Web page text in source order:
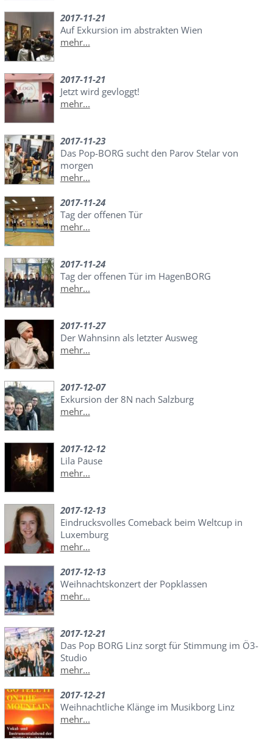
2017-11-21
Auf Exkursion im abstrakten Wien
mehr...
2017-11-21
Jetzt wird gevloggt!
mehr...
2017-11-23
Das Pop-BORG sucht den Parov Stelar von
morgen
mehr...
2017-11-24
Tag der offenen Tür
mehr...
2017-11-24
Tag der offenen Tür im HagenBORG
mehr...
2017-11-27
Der Wahnsinn als letzter Ausweg
mehr...
2017-12-07
Exkursion der 8N nach Salzburg
mehr...
2017-12-12
Lila Pause
mehr...
2017-12-13
Eindrucksvolles Comeback beim Weltcup in
Luxemburg
mehr...
2017-12-13
Weihnachtskonzert der Popklassen
mehr...
2017-12-21
Das Pop BORG Linz sorgt für Stimmung im Ö3-
Studio
mehr...
2017-12-21
Weihnachtliche Klänge im Musikborg Linz
mehr...